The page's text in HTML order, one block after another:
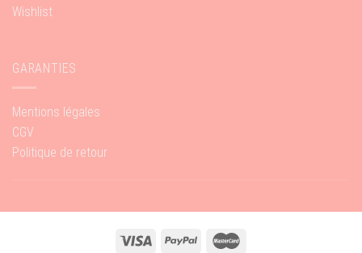
Wishlist
GARANTIES
Mentions légales
CGV
Politique de retour